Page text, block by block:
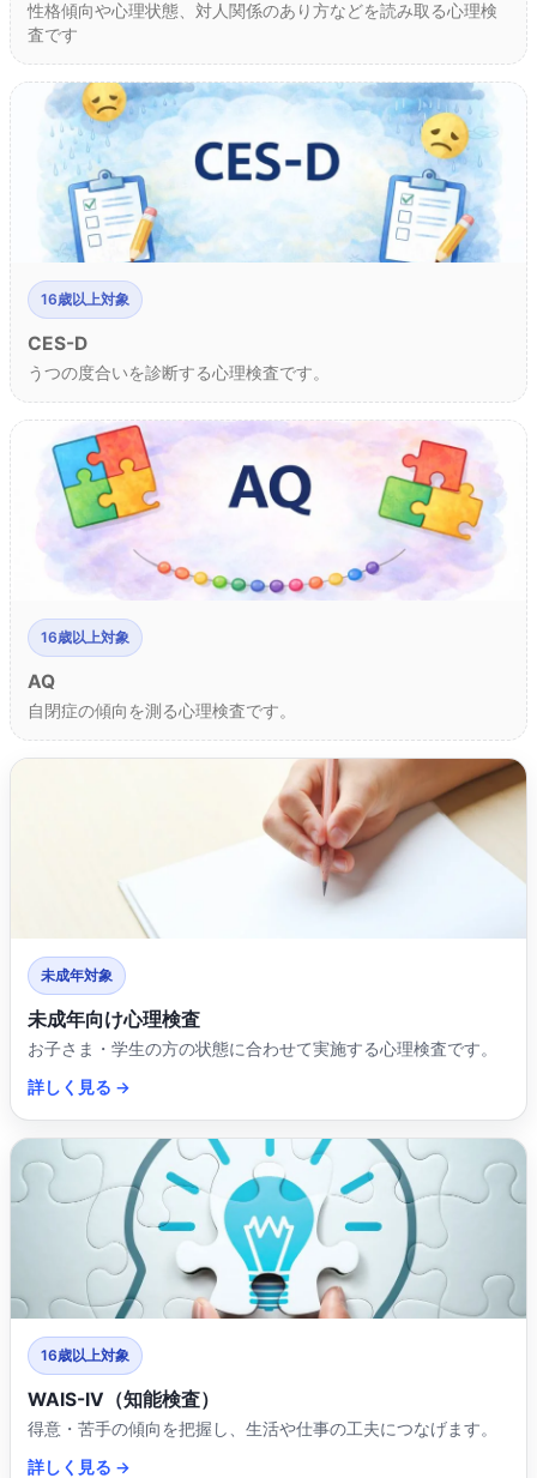
性格傾向や心理状態、対人関係のあり方などを読み取る心理検
査です
16歳以上対象
CES-D
うつの度合いを診断する心理検査です。
16歳以上対象
AQ
自閉症の傾向を測る心理検査です。
未成年対象
未成年向け心理検査
お子さま・学生の方の状態に合わせて実施する心理検査です。
詳しく見る →
16歳以上対象
WAIS-IV（知能検査）
得意・苦手の傾向を把握し、生活や仕事の工夫につなげます。
詳しく見る →